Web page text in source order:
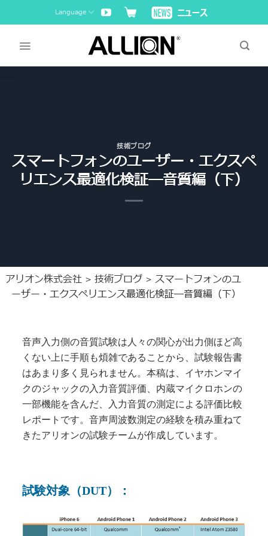
to
Language
技術ブログ
スマートフォンのユーザー・エクスペ
リエンス最適化検証―音質編（下）
アリオン株式会社 >技術ブログ >スマートフォンのユ
ーザー・エクスペリエンス最適化検証―音質編（下）
音声入力側の音質試験は人々の関心が出力側ほど高
くない上に手順も煩雑であることから、試験報告書
はあまり多く見られません。本稿は、イヤホンマイ
クのジャックの入力音質評価、内蔵マイクロホンの
一部機能を含んだ、入力音質の測定による評価比較
レポートです。音声周波数測定の経験を積み重ねて
きたアリオンの試験チームが作成しています。
試験対象（DUT）：